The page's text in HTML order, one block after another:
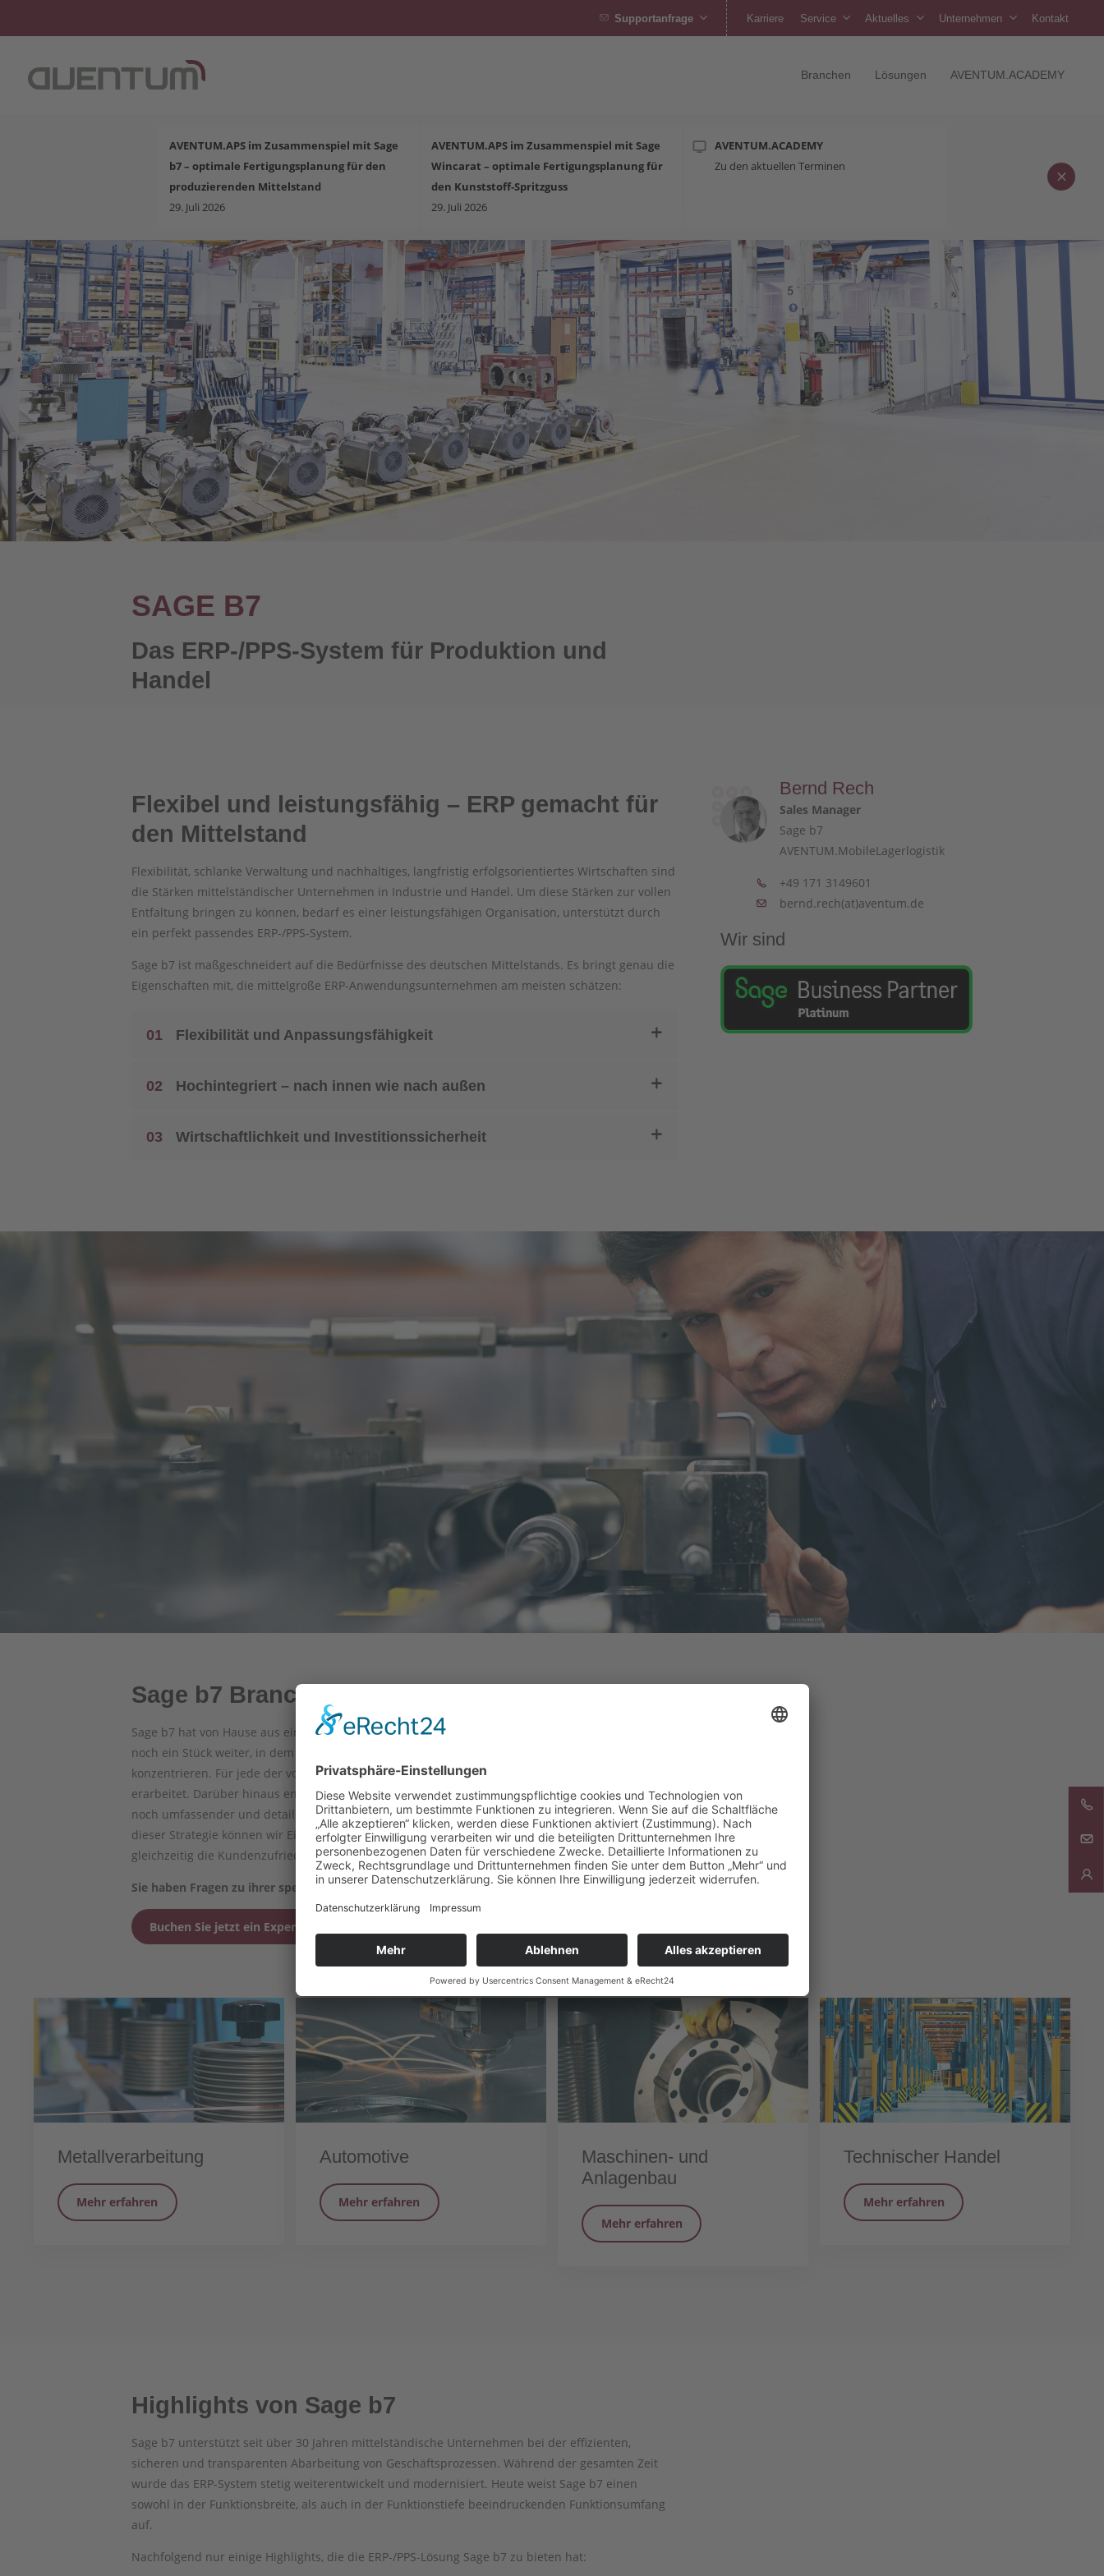
Supportanfrage Karriere Service Aktuelles Unternehmen Kontakt
Branchen Lösungen AVENTUM.ACADEMY
AVENTUM.APS im Zusammenspiel mit Sage
b7 – optimale Fertigungsplanung für den
produzierenden Mittelstand
29. Juli 2026
AVENTUM.APS im Zusammenspiel mit Sage
Wincarat – optimale Fertigungsplanung für
den Kunststoff-Spritzguss
29. Juli 2026
AVENTUM.ACADEMY
Zu den aktuellen Terminen
Schließen
SAGE B7
Das ERP-/PPS-System für Produktion und
Handel
Flexibel und leistungsfähig – ERP gemacht für
den Mittelstand
Flexibilität, schlanke Verwaltung und nachhaltiges, langfristig erfolgsorientiertes Wirtschaften sind
die Stärken mittelständischer Unternehmen in Industrie und Handel. Um diese Stärken zur vollen
Entfaltung bringen zu können, bedarf es einer leistungsfähigen Organisation, unterstützt durch
ein perfekt passendes ERP-/PPS-System.
Sage b7 ist maßgeschneidert auf die Bedürfnisse des deutschen Mittelstands. Es bringt genau die
Eigenschaften mit, die mittelgroße ERP-Anwendungsunternehmen am meisten schätzen:
01 Flexibilität und Anpassungsfähigkeit
02 Hochintegriert – nach innen wie nach außen
03 Wirtschaftlichkeit und Investitionssicherheit
Bernd Rech
Sales Manager
Sage b7
AVENTUM.MobileLagerlogistik
+49 171 3149601
bernd.rech(at)aventum.de
Wir sind
Sage b7 Branchenansatz
Sage b7 hat von Hause aus einen klaren Branchenfokus. AVENTUM treibt diesen Branchenansatz
noch ein Stück weiter, in dem wir uns auf einige wenige der von Sage b7 abgedeckten Branchen
konzentrieren. Für jede der von uns adressierten Branchen haben wir best practice-Lösungen
erarbeitet. Darüber hinaus entwickeln wir als Ergänzung zu Sage b7 eigene Branchenpakete, die
noch umfassender und detaillierter auf die Bedürfnisse der jeweiligen Branche eingehen. Mit
dieser Strategie können wir Einführungszeit und Einführungsaufwand nochmals reduzieren und
gleichzeitig die Kundenzufriedenheit weiter erhöhen.
Sie haben Fragen zu ihrer spezifischen Branche?
Buchen Sie jetzt ein Expertengespräch
Metallverarbeitung
Mehr erfahren
Automotive
Mehr erfahren
Maschinen- und
Anlagenbau
Mehr erfahren
Technischer Handel
Mehr erfahren
Highlights von Sage b7
Sage b7 unterstützt seit über 30 Jahren mittelständische Unternehmen bei der effizienten,
sicheren und transparenten Abarbeitung von Geschäftsprozessen. Während der gesamten Zeit
wurde das ERP-System stetig weiterentwickelt und modernisiert. Heute weist Sage b7 einen
sowohl in der Funktionsbreite, als auch in der Funktionstiefe beeindruckenden Funktionsumfang
auf.
Nachfolgend nur einige Highlights, die die ERP-/PPS-Lösung Sage b7 zu bieten hat: